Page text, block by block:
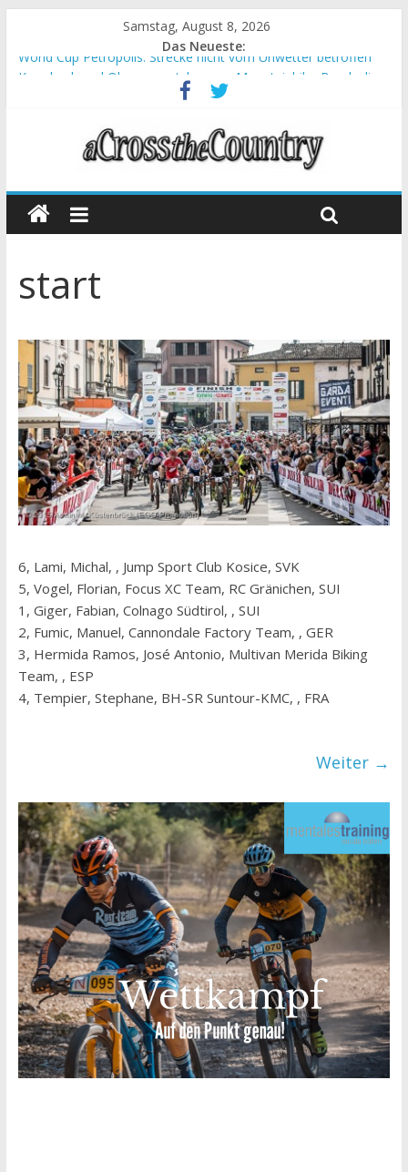
Samstag, August 8, 2026
Das Neueste:
World Cup Petropolis: Strecke nicht vom Unwetter betroffen
Krumbach und Obergessertshausen: Mountainbike-Bundesliga
Supercup Massi Banyoles: Siege für Carod und Richards
Halbzeit beim Andalucia Bike Race: Weltmeister Seewald führt
Chelva: Schweizer Doppelsieg beim ersten XCO-Rennen der
start
6, Lami, Michal, , Jump Sport Club Kosice, SVK
5, Vogel, Florian, Focus XC Team, RC Gränichen, SUI
1, Giger, Fabian, Colnago Südtirol, , SUI
2, Fumic, Manuel, Cannondale Factory Team, , GER
3, Hermida Ramos, José Antonio, Multivan Merida Biking
Team, , ESP
4, Tempier, Stephane, BH-SR Suntour-KMC, , FRA
Weiter →